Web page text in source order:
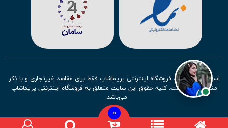
0
بیشتری محصول موجود میشه. این مورد شامل
لباس رئال مادرید
لباس اینتر میامی لباس منچستر سیتی
آث میلان میشه.
در ایران هملباس استقلال،لباس پرسپولیسولباس تیم ملی
ایرانتوجه زیادی بشون شده و تقریبا تمام محصولاتشون رو موجود
کردیم.
لباس فوتبال بچه گانه با توجه به استقبال نسل جدید روز به روز بصورت
استفاده از مطالب فروشگاه اینترنتی پریماشاپ فقط برای مقاصد غیرتجاری و با ذکر
منبع بلامانع است. کلیه حقوق این سایت متعلق به فروشگاه اینترنتی پریماشاپ
می‌باشد.